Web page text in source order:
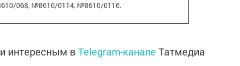
068, №8610/0114, №8610/0116.
интересным вTelegram-канале Татмедиа